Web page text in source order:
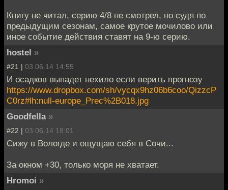
Книгу не читал, серию 4/8 не смотрел, но судя по
предыдущим сезонам, самое крутое мочилово или
иное событие действия ставят на 9-ю серию.
hostel »
#21 | 03.06.14 14:55
И осадков выпадет нехило если верить прогнозу
https://www.dropbox.com/sh/vycqx9hz06b6coo/QizzcP
C0rz#lh:null-europe_Prec%2B018.jpg
Goodfella »
#22 | 03.06.14 18:01
Cижу в Вологде и ощущаю себя в Сочи...
За окном +30, только моря не хватает.
Hromoi »